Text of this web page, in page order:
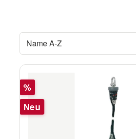
Rabatt
%
Neu